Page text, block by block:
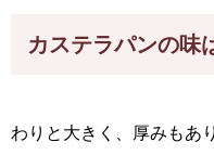
カステラパンの味
わりと大きく、厚みもあ